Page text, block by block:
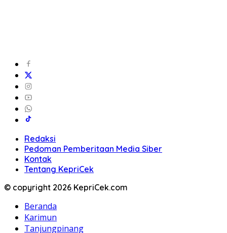
Redaksi
Pedoman Pemberitaan Media Siber
Kontak
Tentang KepriCek
© copyright 2026 KepriCek.com
Beranda
Karimun
Tanjungpinang